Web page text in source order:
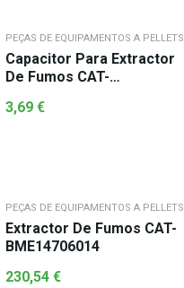
PEÇAS DE EQUIPAMENTOS A PELLETS
Capacitor Para Extractor
De Fumos CAT-
3,69 €
PEÇAS DE EQUIPAMENTOS A PELLETS
Extractor De Fumos CAT-
BME14706014
230,54 €